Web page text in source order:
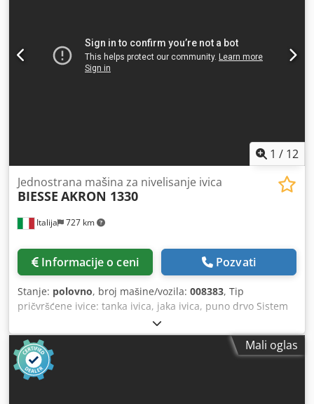
1 / 12
Italija 727 km
Jednostrana mašina za nivelisanje ivica
BIESSE AKRON 1330
Informacije o ceni Pozvati
Stanje: polovno, broj mašine/vozila: 008383, Tip
pričvršćene ivice: tanka ivica, jaka ivica, puno drvo Sistem
lepljenja: EVA Spajanje glodanjem: da Multifunkcionalni
agregat: da Chjdpfx Ajx Swcgei Soa Maks. brzina posmaka:
12 m/min Maksimalna debljina ploče: 60 mm Radni
agregati: 7 kom
Mali oglas